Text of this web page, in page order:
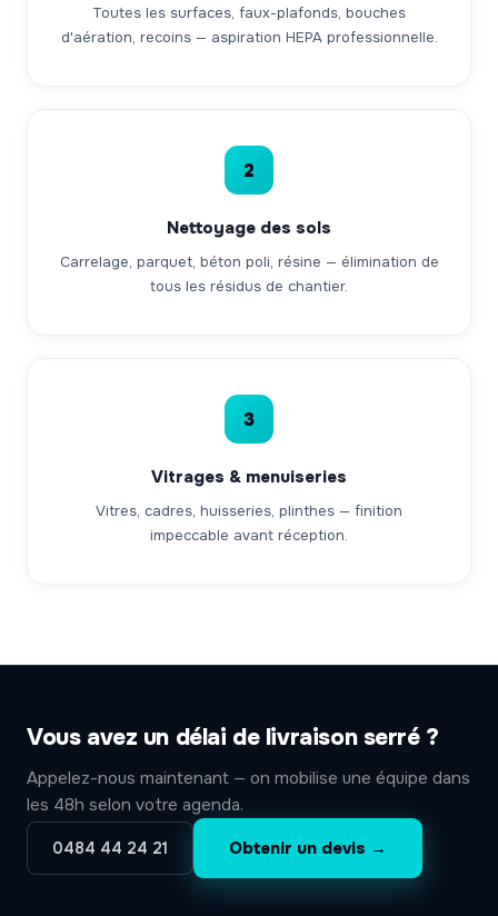
Toutes les surfaces, faux-plafonds, bouches
d'aération, recoins — aspiration HEPA professionnelle.
2
Nettoyage des sols
Carrelage, parquet, béton poli, résine — élimination de
tous les résidus de chantier.
3
Vitrages & menuiseries
Vitres, cadres, huisseries, plinthes — finition
impeccable avant réception.
Vous avez un délai de livraison serré ?
Appelez-nous maintenant — on mobilise une équipe dans
les 48h selon votre agenda.
0484 44 24 21 Obtenir un devis →